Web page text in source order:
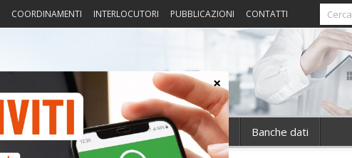
COORDINAMENTI INTERLOCUTORI PUBBLICAZIONI CONTATTI
Portierato Intorno alla casa Notizie Banche dati